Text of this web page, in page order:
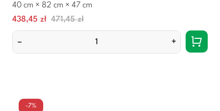
40 cm × 82 cm × 47 cm
Cena
438,45 zł Normalna
cena
471,45 zł
– +
-7%